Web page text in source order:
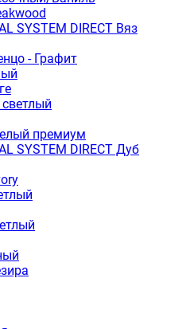
SYSTEM DIRECT Вяз
- Графит
премиум
SYSTEM DIRECT Дуб